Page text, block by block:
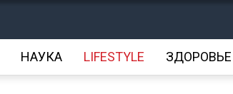
НАУКА LIFESTYLE ЗДОРОВЬЕ